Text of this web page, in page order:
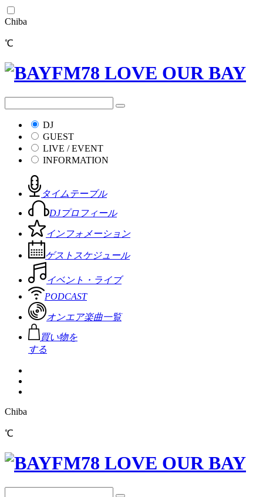
Chiba
℃
DJ
GUEST
LIVE / EVENT
INFORMATION
タイムテーブル
DJプロフィール
インフォメーション
ゲストスケジュール
イベント・ライブ
PODCAST
オンエア楽曲一覧
買い物を
する
Chiba
℃